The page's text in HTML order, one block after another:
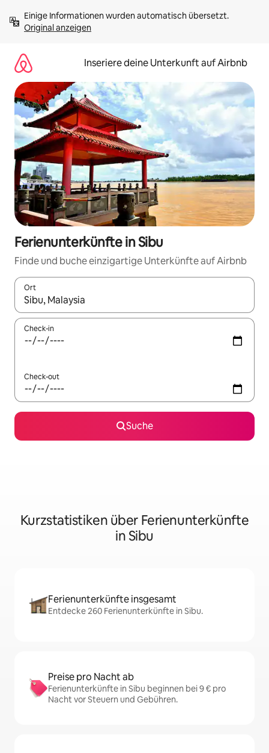
Inhalten
springenOriginal anzeigen
Inseriere deine Unterkunft auf Airbnb
Ferienunterkünfte in Sibu
Finde und buche einzigartige Unterkünfte auf Airbnb
Ort
Wenn Ergebnisse verfügbar sind, navigiere mit den
Check-in
Check-out
Suche
Kurzstatistiken über Ferienunterkünfte
in Sibu
Ferienunterkünfte insgesamt
Entdecke 260 Ferienunterkünfte in Sibu.
Preise pro Nacht ab
Ferienunterkünfte in Sibu beginnen bei 9 € pro
Nacht vor Steuern und Gebühren.